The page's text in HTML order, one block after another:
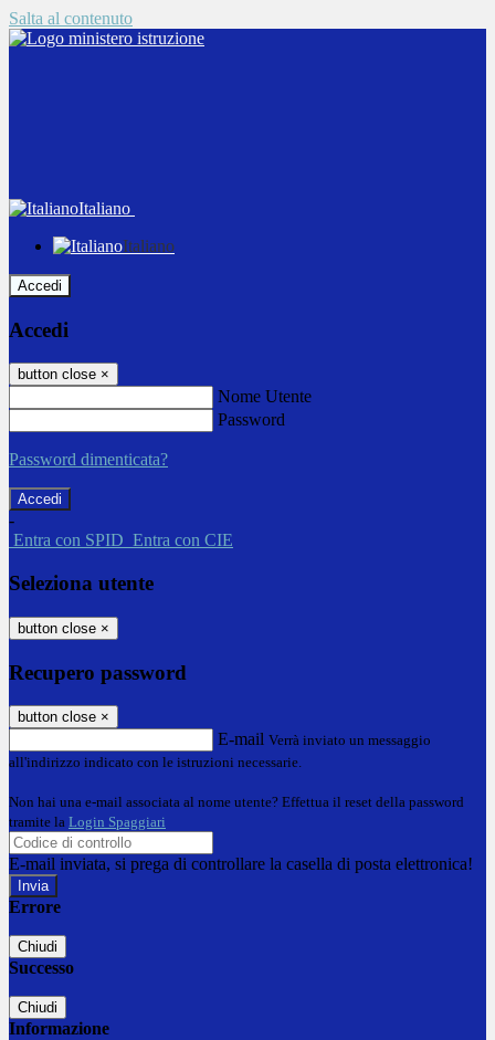
Salta al contenuto
Italiano
Italiano
Accedi
Accedi
button close ×
Nome Utente
Password
Password dimenticata?
-
Entra con SPID Entra con CIE
Seleziona utente
button close ×
Recupero password
button close ×
E-mail Verrà inviato un messaggio
all'indirizzo indicato con le istruzioni necessarie.
Non hai una e-mail associata al nome utente? Effettua il reset della password
tramite la Login Spaggiari
E-mail inviata, si prega di controllare la casella di posta elettronica!
Errore
Chiudi
Successo
Chiudi
Informazione